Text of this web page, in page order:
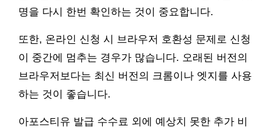
명을 다시 한번 확인하는 것이 중요합니다.
또한, 온라인 신청 시 브라우저 호환성 문제로 신청
이 중간에 멈추는 경우가 많습니다. 오래된 버전의
브라우저보다는 최신 버전의 크롬이나 엣지를 사용
하는 것이 좋습니다.
아포스티유 발급 수수료 외에 예상치 못한 추가 비